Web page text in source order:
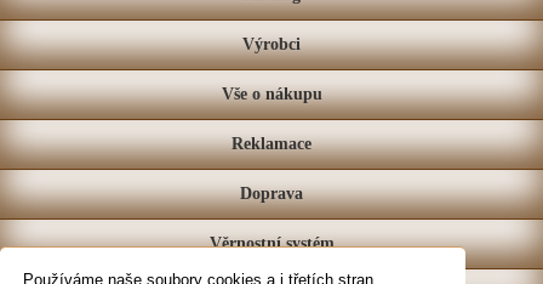
Používáme naše soubory cookies a i třetích stran,
Výrobci
Vše o nákupu
Reklamace
Doprava
Věrnostní systém